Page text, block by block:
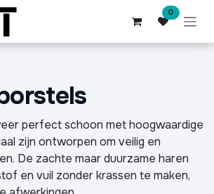
0
perfect schoon met hoogwaardige
zijn ontworpen om veilig en
De zachte maar duurzame haren
en vuil zonder krassen te maken,